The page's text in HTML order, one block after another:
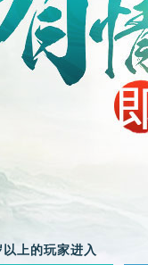
上的玩家进入